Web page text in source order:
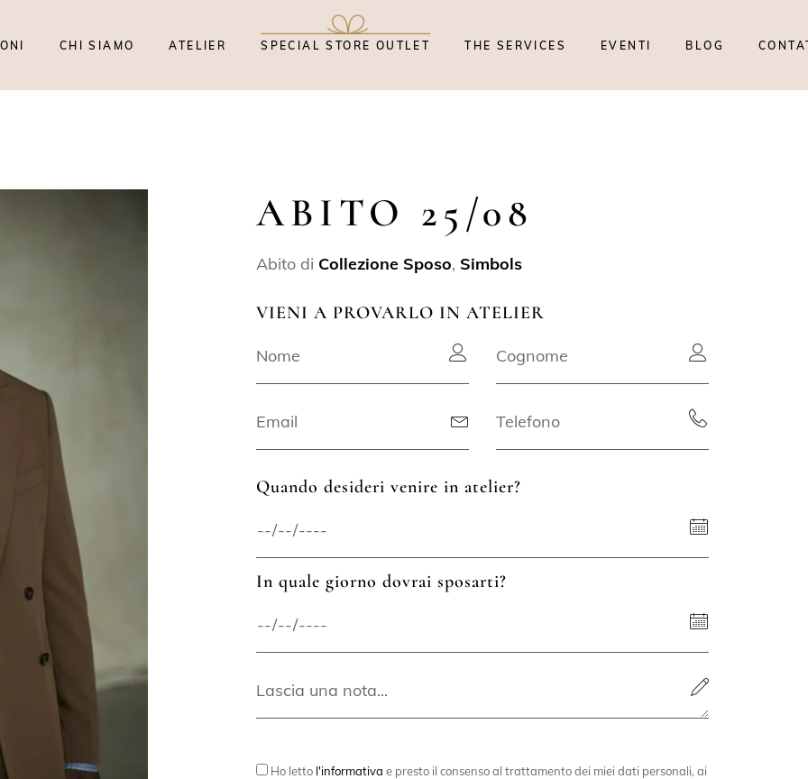
CHI SIAMO ATELIER SPECIAL STORE OUTLET THE SERVICES EVENTI BLOG
ABITO 25/08
Abito di Collezione Sposo, Simbols
VIENI A PROVARLO IN ATELIER
Quando desideri venire in atelier?
In quale giorno dovrai sposarti?
Ho letto l'informativa e presto il consenso al trattamento dei miei dati personali, ai